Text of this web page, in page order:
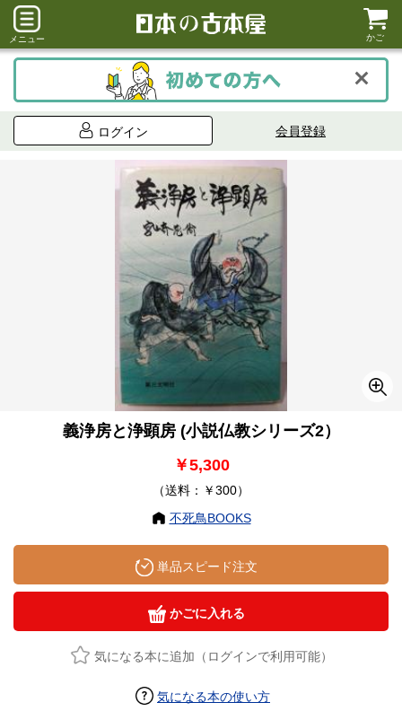
メニュー かご
ログイン 会員登録
義浄房と浄顕房 (小説仏教シリーズ2）
￥5,300
（送料：￥300）
不死鳥BOOKS
単品スピード注文
かごに入れる
気になる本に追加（ログインで利用可能）
気になる本の使い方